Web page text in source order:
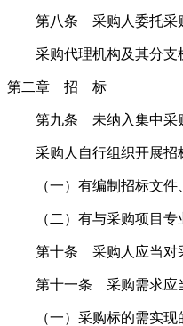
第八条 采购人委托采购
采购代理机构及其分支机
第二章 招 标
第九条 未纳入集中采购
采购人自行组织开展招
（一）有编制招标文件
（二）有与采购项目专
第十条 采购人应当对采
第十一条 采购需求应当
（一）采购标的需实现的